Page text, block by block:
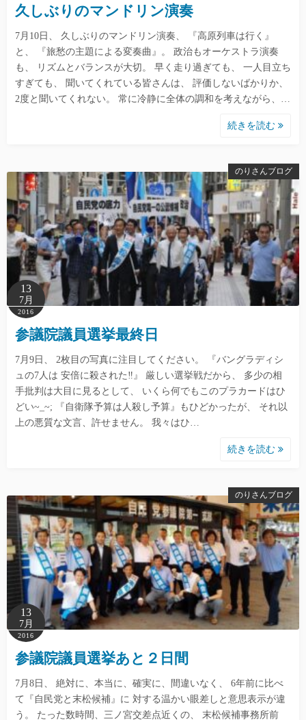
久しぶりのマンドリン演奏
7月10日、 久しぶりのマンドリン演奏、 『高原列車は行く』
と、 『旅愁の主題による変奏曲』。 政治もオーケストラ演奏
も、 リズムとバランスが大切。 早く走り過ぎても、 一人目立ち
すぎても、 聞いてくれている皆さんは、 評価しないばかりか、
2度と聞いてくれない。 常に冷静に全体の調和を考えながら、…
続きを読む
のりさんブログ
13
7月
2016
参議院議員選挙最終日
7月9日、 2枚目の写真に注目してください。 『バングラディシ
ュの7人は 安倍に殺された‼︎』 厳しい選挙戦だから、 多少の相
手批判は大目に見るとして、 いくら何でもこのプラカードはひ
どい~_~; 『自衛隊予算は人殺し予算』もひどかったが、 それ以
上の悪質な文言、許せません。 我々はひ…
続きを読む
のりさんブログ
13
7月
2016
参議院議員選挙あと２日間
7月8日、 絶対に、本当に、確実に、間違いなく、 6年前に比べ
て『自民党と末松候補』に 対する温かい眼差しと意思表示が違
う。 たった数時間、三ノ宮交差点近くの、 末松候補事務所前